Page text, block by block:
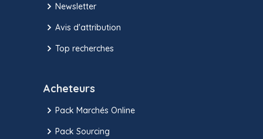
Newsletter
Avis d'attribution
Top recherches
Acheteurs
Pack Marchés Online
Pack Sourcing